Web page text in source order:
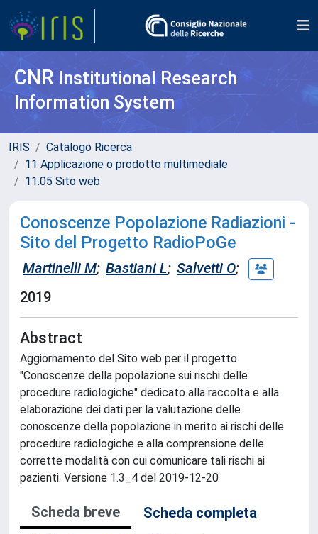
CNR Institutional Research
Information System
IRIS
Catalogo Ricerca
11 Applicazione o prodotto multimediale
11.05 Sito web
Conoscenze Popolazione Radiazioni -
Sito del Progetto RadioPoGe
Martinelli M; Bastiani L; Salvetti O;
2019
Abstract
Aggiornamento del Sito web per il progetto
"Conoscenze della popolazione sui rischi delle
procedure radiologiche" dedicato alla raccolta e alla
elaborazione dei dati per la valutazione delle
conoscenze della popolazione in merito ai rischi delle
procedure radiologiche e alla comprensione delle
corrette modalità con cui comunicare tali rischi ai
pazienti. Versione 1.3_4 del 2019-12-20
Scheda breve
Scheda completa